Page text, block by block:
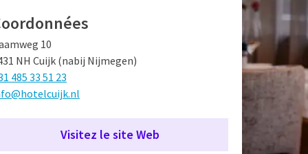
10
NH Cuijk (nabij Nijmegen)
485 33 51 23
Visitez le site Web